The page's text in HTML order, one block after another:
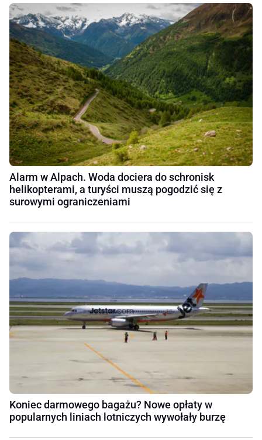
Alarm w Alpach. Woda dociera do schronisk
helikopterami, a turyści muszą pogodzić się z
surowymi ograniczeniami
Koniec darmowego bagażu? Nowe opłaty w
popularnych liniach lotniczych wywołały burzę